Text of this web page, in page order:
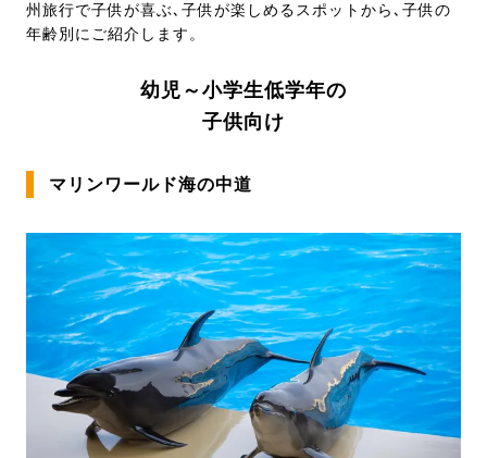
州旅行で子供が喜ぶ､子供が楽しめるスポットから､子供の
年齢別にご紹介します。
幼児～小学生低学年の
子供向け
マリンワールド海の中道